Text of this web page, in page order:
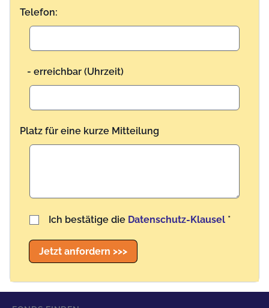
Telefon:
- erreichbar (Uhrzeit)
Platz für eine kurze Mitteilung
Benutzername
Ich bestätige die Datenschutz-Klausel *
Jetzt anfordern >>>